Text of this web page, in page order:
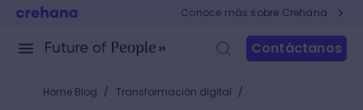
Conoce más sobre Crehana
Contáctanos
Home Blog / Transformación digital /